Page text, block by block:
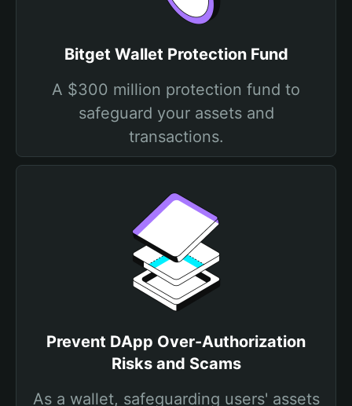
Bitget Wallet Protection Fund
A $300 million protection fund to
safeguard your assets and
transactions.
Prevent DApp Over-Authorization
Risks and Scams
As a wallet, safeguarding users' assets